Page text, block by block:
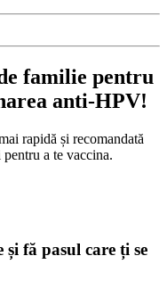
familie pentru
anti-HPV!
rapidă și recomandată
a te vaccina.
fă pasul care ți se